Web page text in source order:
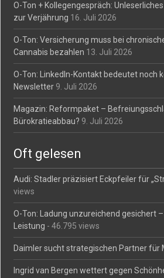
O-Ton + Kollegengespräch:
zur Verjährung 16. Juli 2026
O-Ton: Versicherung muss bei
Cannabis bezahlen 13. Juli 2026
O-Ton: LinkedIn-Kontakt bedeutet noch
Newsletter 9. Juli 2026
Magazin: Reformpaket –
Bürokratieabbau? 9. Juli 2026
Oft gelesen
Audi: Stadler präzisiert Eckpfeiler für
views
O-Ton: Ladung unzureichend gesichert
Leistung - 46.795 views
Daimler sucht strategischen Partner für
Ingrid van Bergen wettert gegen